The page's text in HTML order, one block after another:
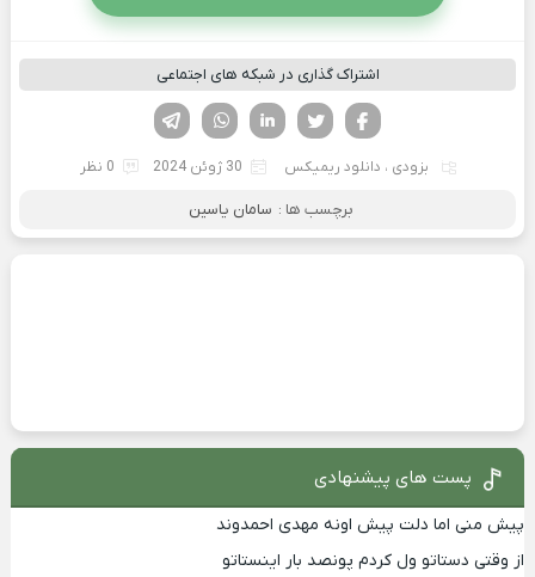
اشتراک گذاری در شبکه های اجتماعی
لینکدین تویتر
فیسوک
بزودی ، دانلود ریمیکس 30 ژوئن 2024 0 نظر
برچسب ها : سامان یاسین
پست های پیشنهادی
پیش منی اما دلت پیش اونه مهدی احمدوند
از وقتی دستاتو ول کردم پونصد بار اینستاتو